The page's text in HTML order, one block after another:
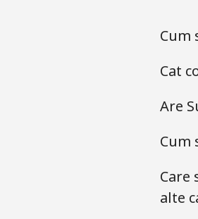
Cum
Cat
Are
Cum
Care
alte